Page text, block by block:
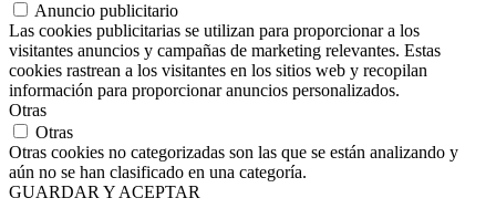
Anuncio publicitario
Las cookies publicitarias se utilizan para proporcionar a los
visitantes anuncios y campañas de marketing relevantes. Estas
cookies rastrean a los visitantes en los sitios web y recopilan
información para proporcionar anuncios personalizados.
Otras
Otras
Otras cookies no categorizadas son las que se están analizando y
aún no se han clasificado en una categoría.
GUARDAR Y ACEPTAR